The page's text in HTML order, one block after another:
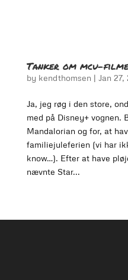
Tanker om mcu-
by kendthomsen | Jan 27,
Ja, jeg røg i den store,
med på Disney+ vognen.
Mandalorian og for, at
familiejuleferien (vi har
know…). Efter at have
nævnte Star...